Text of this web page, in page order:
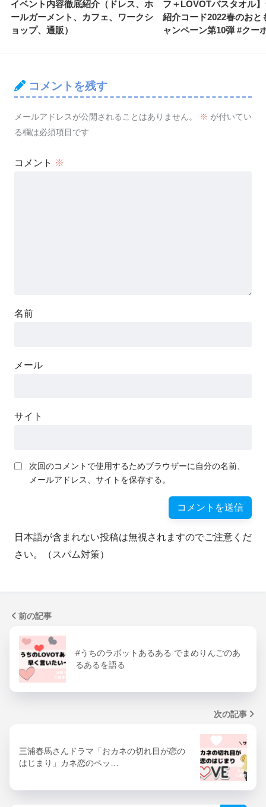
イベント内容徹底紹介（ドレス、ホ
ールガーメント、カフェ、ワークシ
ョップ、通販）
フ＋LOVOTバスタオル
紹介コード2022春のおと
ャンペーン第10弾 #クー
コメントを残す
メールアドレスが公開されることはありません。 ※ が付いてい
る欄は必須項目です
コメント ※
名前
メール
サイト
次回のコメントで使用するためブラウザーに自分の名前、
メールアドレス、サイトを保存する。
日本語が含まれない投稿は無視されますのでご注意くだ
さい。（スパム対策）
前の記事
#うちのラボットあるある でまめりんごのあ
るあるを語る
次の記事
三浦春馬さんドラマ「おカネの切れ目が恋の
はじまり」カネ恋のペッ…